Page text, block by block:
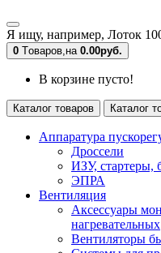
Я ищу, например, Лоток
0 Tоваров,на 0.00руб.
В корзине пусто!
Каталог товаров Каталог
Аппаратура
Дроссели
ИЗУ, стартеры,
ЭПРА
Вентиляция
Аксессуары
нагревательных
Вентиляторы